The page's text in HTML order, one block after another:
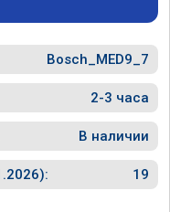
Bosch_MED9_7
2-3 часа
В наличии
19